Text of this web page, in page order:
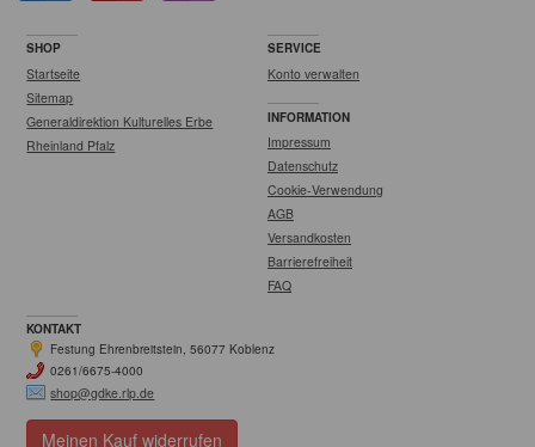
SHOP
Startseite
Sitemap
Generaldirektion Kulturelles Erbe
Rheinland Pfalz
SERVICE
Konto verwalten
INFORMATION
Impressum
Datenschutz
Cookie-Verwendung
AGB
Versandkosten
Barrierefreiheit
FAQ
KONTAKT
Festung Ehrenbreitstein, 56077 Koblenz
0261/6675-4000
shop@gdke.rlp.de
Meinen Kauf widerrufen